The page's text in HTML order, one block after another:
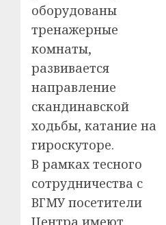
оборудованы
тренажерные
комнаты,
развивается
направление
скандинавской
ходьбы, катание на
гироскуторе.
В рамках тесного
сотрудничества с
ВГМУ посетители
Центра имеют